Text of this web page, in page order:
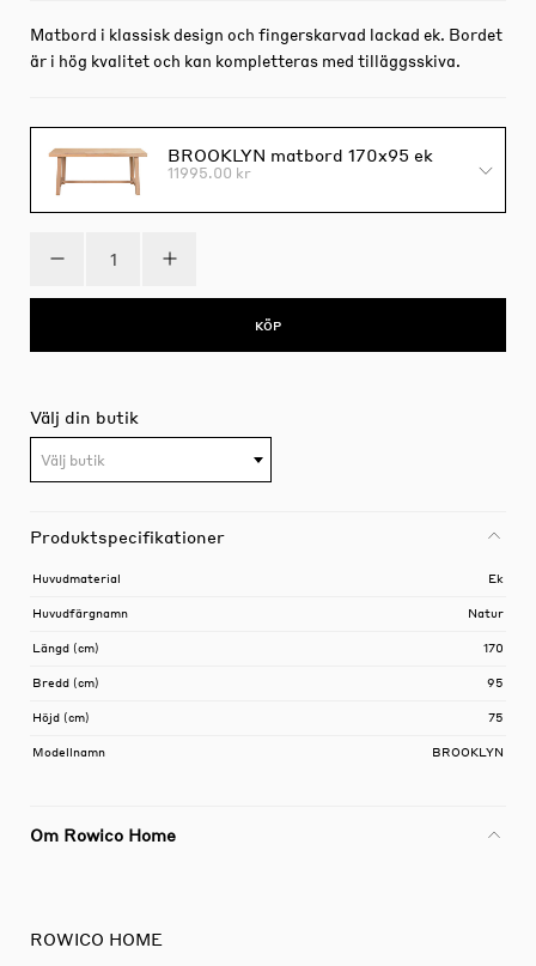
Matbord i klassisk design och fingerskarvad lackad ek. Bordet
är i hög kvalitet och kan kompletteras med tilläggsskiva.
BROOKLYN matbord 170x95 ek
11995.00 kr
KÖP
Välj din butik
Välj butik
Produktspecifikationer
Huvudmaterial Ek
Huvudfärgnamn Natur
Längd (cm) 170
Bredd (cm) 95
Höjd (cm) 75
Modellnamn BROOKLYN
Om Rowico Home
ROWICO HOME